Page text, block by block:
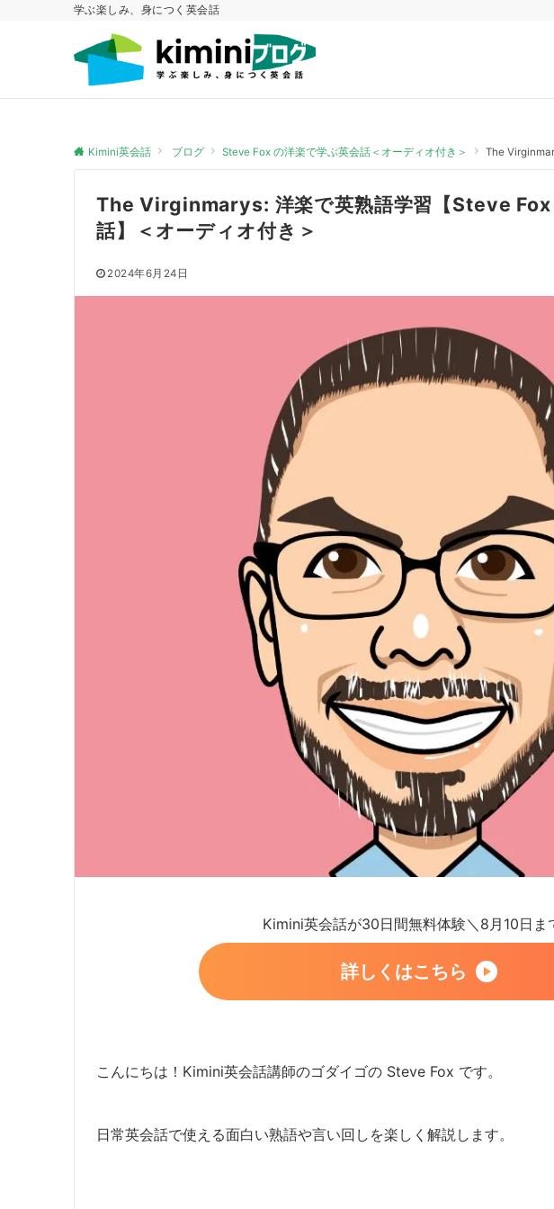
学ぶ楽しみ、身につく英会話
Kimini英会話 ブログ Steve Fox の洋楽で学ぶ英会話＜オーディオ付き＞ The
The Virginmarys: 洋楽で英熟語学習【Steve Fox
話】＜オーディオ付き＞
2024年6月24日
Kimini英会話が30日間無料体験＼8月10日ま
詳しくはこちら
こんにちは！Kimini英会話講師のゴダイゴの Steve Fox です。
日常英会話で使える面白い熟語や言い回しを楽しく解説します。